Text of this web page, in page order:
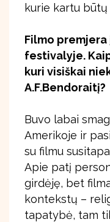
kurie kartu
Filmo
festivalyje.
kuri visiškai
A.F.Bendoraitį?
Buvo labai
Amerikoje ir
su filmu
Apie patį
girdėję, bet
kontekstų –
tapatybė, tam